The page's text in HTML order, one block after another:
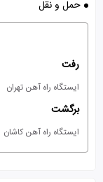
حمل و نقل
رفت
ایستگاه راه آهن تهران
برگشت
ایستگاه راه آهن کاشان